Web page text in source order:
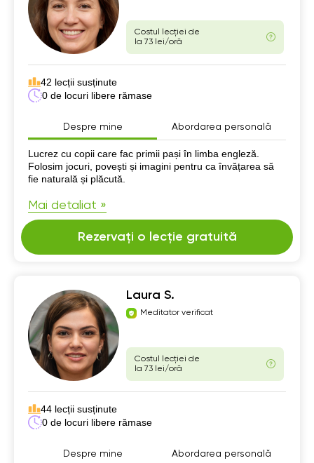
Costul lecției de
la 73 lei/oră
42 lecții susținute
0 de locuri libere rămase
Despre mine Abordarea personală
Despre mine
Lucrez cu copii care fac primii pași în limba engleză.
Folosim jocuri, povești și imagini pentru ca învățarea să
fie naturală și plăcută.
Mai detaliat »
Rezervați o lecție gratuită
Laura S.
Meditator verificat
Costul lecției de
la 73 lei/oră
44 lecții susținute
0 de locuri libere rămase
Despre mine Abordarea personală